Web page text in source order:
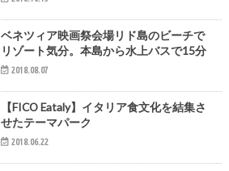
ベネツィア映画祭会場リド島のビーチで
リゾート気分。本島から水上バスで15分
2018.08.07
【FICO Eataly】イタリア食文化を結集さ
せたテーマパーク
2018.06.22